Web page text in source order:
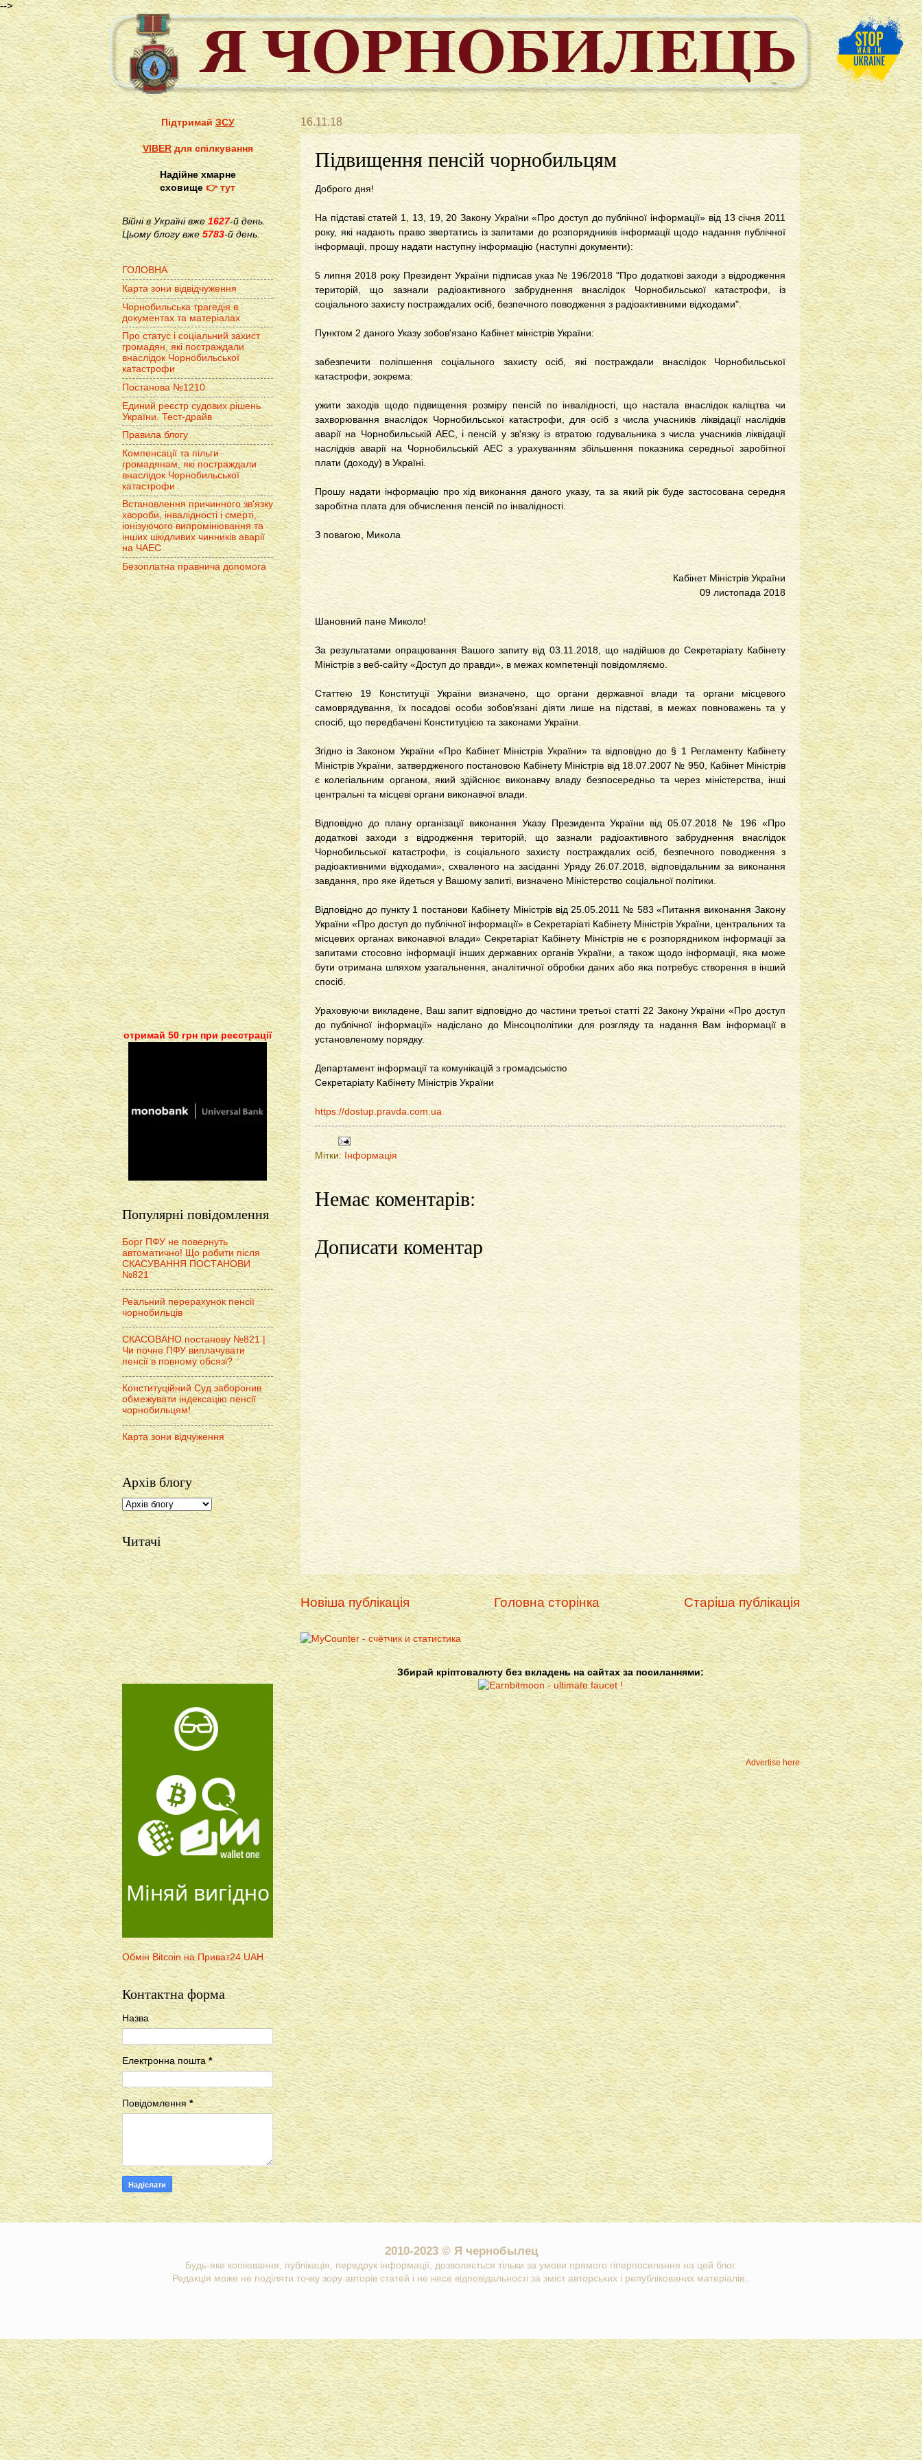
-->
16.11.18
Підвищення пенсій чорнобильцям
Доброго дня!
На підставі статей 1, 13, 19, 20 Закону України «Про доступ до публічної інформації» від 13 січня 2011
року, які надають право звертатись із запитами до розпорядників інформації щодо надання публічної
інформації, прошу надати наступну інформацію (наступні документи):
5 липня 2018 року Президент України підписав указ № 196/2018 "Про додаткові заходи з відродження
територій, що зазнали радіоактивного забруднення внаслідок Чорнобильської катастрофи, із
соціального захисту постраждалих осіб, безпечного поводження з радіоактивними відходами".
Пунктом 2 даного Указу зобов'язано Кабінет міністрів України:
забезпечити поліпшення соціального захисту осіб, які постраждали внаслідок Чорнобильської
катастрофи, зокрема:
ужити заходів щодо підвищення розміру пенсій по інвалідності, що настала внаслідок каліцтва чи
захворювання внаслідок Чорнобильської катастрофи, для осіб з числа учасників ліквідації наслідків
аварії на Чорнобильській АЕС, і пенсій у зв'язку із втратою годувальника з числа учасників ліквідації
наслідків аварії на Чорнобильській АЕС з урахуванням збільшення показника середньої заробітної
плати (доходу) в Україні.
Прошу надати інформацію про хід виконання даного указу, та за який рік буде застосована середня
заробітна плата для обчислення пенсій по інвалідності.
З повагою, Микола
Кабінет Міністрів України
09 листопада 2018
Шановний пане Миколо!
За результатами опрацювання Вашого запиту від 03.11.2018, що надійшов до Секретаріату Кабінету
Міністрів з веб-сайту «Доступ до правди», в межах компетенції повідомляємо.
Статтею 19 Конституції України визначено, що органи державної влади та органи місцевого
самоврядування, їх посадові особи зобов’язані діяти лише на підставі, в межах повноважень та у
спосіб, що передбачені Конституцією та законами України.
Згідно із Законом України «Про Кабінет Міністрів України» та відповідно до § 1 Регламенту Кабінету
Міністрів України, затвердженого постановою Кабінету Міністрів від 18.07.2007 № 950, Кабінет Міністрів
є колегіальним органом, який здійснює виконавчу владу безпосередньо та через міністерства, інші
центральні та місцеві органи виконавчої влади.
Відповідно до плану організації виконання Указу Президента України від 05.07.2018 № 196 «Про
додаткові заходи з відродження територій, що зазнали радіоактивного забруднення внаслідок
Чорнобильської катастрофи, із соціального захисту постраждалих осіб, безпечного поводження з
радіоактивними відходами», схваленого на засіданні Уряду 26.07.2018, відповідальним за виконання
завдання, про яке йдеться у Вашому запиті, визначено Міністерство соціальної політики.
Відповідно до пункту 1 постанови Кабінету Міністрів від 25.05.2011 № 583 «Питання виконання Закону
України «Про доступ до публічної інформації» в Секретаріаті Кабінету Міністрів України, центральних та
місцевих органах виконавчої влади» Секретаріат Кабінету Міністрів не є розпорядником інформації за
запитами стосовно інформації інших державних органів України, а також щодо інформації, яка може
бути отримана шляхом узагальнення, аналітичної обробки даних або яка потребує створення в інший
спосіб.
Ураховуючи викладене, Ваш запит відповідно до частини третьої статті 22 Закону України «Про доступ
до публічної інформації» надіслано до Мінсоцполітики для розгляду та надання Вам інформації в
установленому порядку.
Департамент інформації та комунікацій з громадськістю
Секретаріату Кабінету Міністрів України
https://dostup.pravda.com.ua
Мітки: Інформація
Немає коментарів:
Дописати коментар
Новіша публікація Старіша публікація
Головна сторінка
Збирай кріптовалюту без вкладень на сайтах за посиланнями:
Advertise here
ПідтримайЗСУ
VIBERдля спілкування
Надійне хмарне
сховище👉 тут
Війні в Україні вже1627-й день.
Цьому блогу вже 5783-й день.
ГОЛОВНА
Карта зони відвідчуження
Чорнобильська трагедія в
документах та матеріалах
Про статус і соціальний захист
громадян, які постраждали
внаслідок Чорнобильської
катастрофи
Постанова №1210
Единий реєстр судових рішень
України. Тест-драйв
Правила блогу
Компенсації та пільги
громадянам, які постраждали
внаслідок Чорнобильської
катастрофи
Встановлення причинного зв'язку
хвороби, інвалідності і смерті,
іонізуючого випромінювання та
інших шкідливих чинників аварії
на ЧАЕС
Безоплатна правнича допомога
отримай 50 грн при реєстрації
Популярні повідомлення
Борг ПФУ не повернуть
автоматично! Що робити після
СКАСУВАННЯ ПОСТАНОВИ
№821
Реальний перерахунок пенсії
чорнобильців
СКАСОВАНО постанову №821 |
Чи почне ПФУ виплачувати
пенсії в повному обсязі?
Конституційний Суд заборонив
обмежувати індексацію пенсії
чорнобильцям!
Карта зони відчуження
Архів блогу
Читачі
Міняй вигідно
Обмін Bitcoin на Приват24 UAH
Контактна форма
Назва
Електронна пошта*
Повідомлення *
2010-2023 © Я чернобылец
Будь-яке копіювання, публікація, передрук інформації, дозволяється тільки за умови прямого гіперпосилання на цей блог.
Редакція може не поділяти точку зору авторів статей і не несе відповідальності за зміст авторських і републікованих матеріалів..